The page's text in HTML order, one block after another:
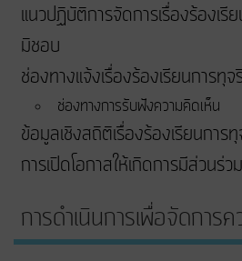
แนวปฏิบัติการจัดการเรื่องร้องเรี
มิชอบ
ช่องทางแจ้งเรื่องร้องเรียนการทุ
ช่องทางการรับฟังความคิดเห็น
ข้อมูลเชิงสถิติเรื่องร้องเรียนการ
การเปิดโอกาสให้เกิดการมีส่วนร่วม
การดำเนินการเพื่อจัดการ